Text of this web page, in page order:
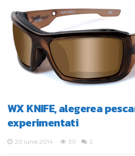
WX KNIFE, alegerea
experimentati
20 iunie 2014 30 2